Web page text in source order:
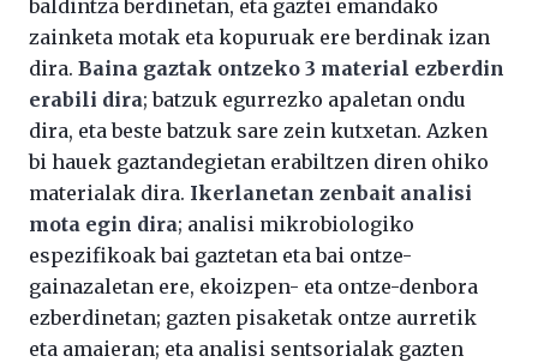
baldintza berdinetan, eta gaztei emandako
zainketa motak eta kopuruak ere berdinak izan
dira. Baina gaztak ontzeko 3 material ezberdin
erabili dira; batzuk egurrezko apaletan ondu
dira, eta beste batzuk sare zein kutxetan. Azken
bi hauek gaztandegietan erabiltzen diren ohiko
materialak dira. Ikerlanetan zenbait analisi
mota egin dira; analisi mikrobiologiko
espezifikoak bai gaztetan eta bai ontze-
gainazaletan ere, ekoizpen- eta ontze-denbora
ezberdinetan; gazten pisaketak ontze aurretik
eta amaieran; eta analisi sentsorialak gazten